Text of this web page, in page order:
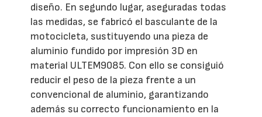
diseño. En segundo lugar, aseguradas todas
las medidas, se fabricó el basculante de la
motocicleta, sustituyendo una pieza de
aluminio fundido por impresión 3D en
material ULTEM9085. Con ello se consiguió
reducir el peso de la pieza frente a un
convencional de aluminio, garantizando
además su correcto funcionamiento en la